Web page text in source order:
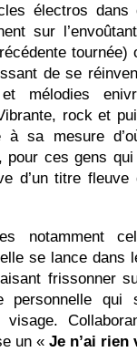
électros dans
sur
de se
mélodies
rock et
sa mesure
ces gens
d’un titre
notamment
se lance dans
frissonner
qui
un « Je n’ai rien